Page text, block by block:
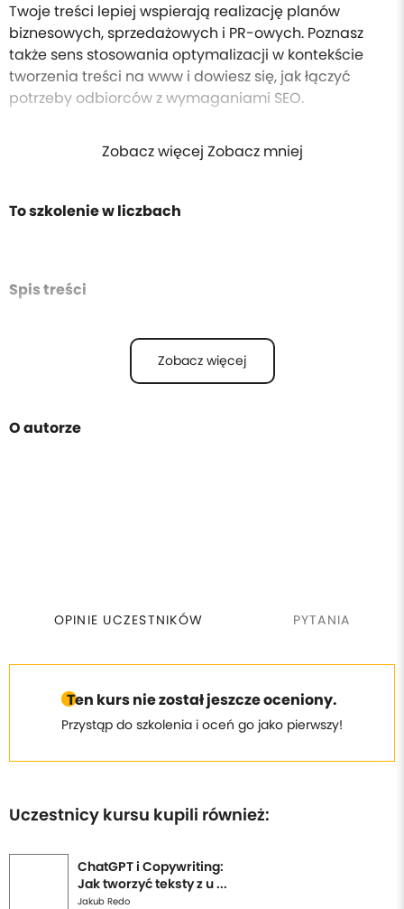
Twoje treści lepiej wspierają realizację planów
biznesowych, sprzedażowych i PR-owych. Poznasz
także sens stosowania optymalizacji w kontekście
tworzenia treści na www i dowiesz się, jak łączyć
potrzeby odbiorców z wymaganiami SEO.
Zobacz więcej Zobacz mniej
To szkolenie w liczbach
Spis treści
Zobacz więcej
O autorze
OPINIE UCZESTNIKÓW PYTANIA
Ten kurs nie został jeszcze oceniony.
Przystąp do szkolenia i oceń go jako pierwszy!
Uczestnicy kursu kupili również:
ChatGPT i Copywriting:
Jak tworzyć teksty z u ...
Jakub Redo